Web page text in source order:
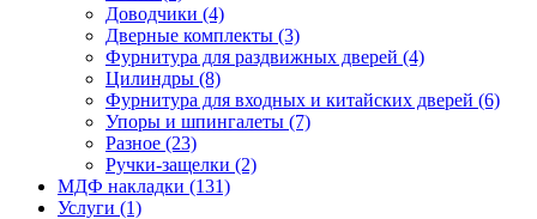
Доводчики (4)
Дверные комплекты (3)
Фурнитура для раздвижных дверей (4)
Цилиндры (8)
Фурнитура для входных и китайских дверей (6)
Упоры и шпингалеты (7)
Разное (23)
Ручки-защелки (2)
МДФ накладки (131)
Услуги (1)